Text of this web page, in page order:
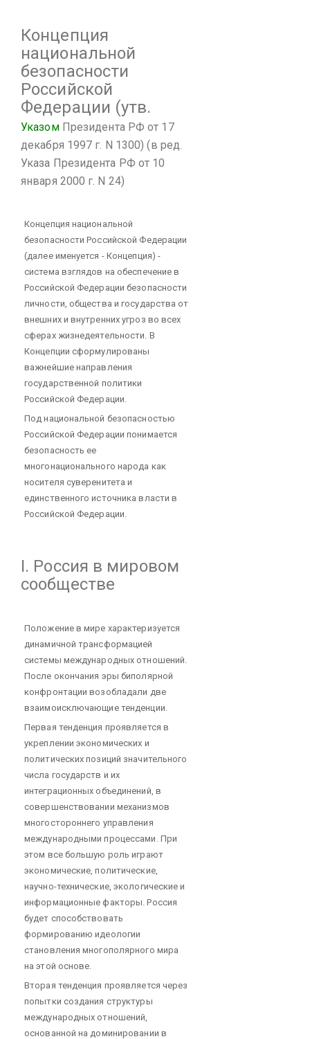
Концепция
национальной
безопасности
Российской
Федерации (утв.
УказомПрезидента РФ от 17
декабря 1997 г. N 1300) (в ред.
Указа Президента РФ от 10
января 2000 г. N 24)
Концепция национальной
безопасности Российской Федерации
(далее именуется - Концепция) -
система взглядов на обеспечение в
Российской Федерации безопасности
личности, общества и государства от
внешних и внутренних угроз во всех
сферах жизнедеятельности. В
Концепции сформулированы
важнейшие направления
государственной политики
Российской Федерации.
Под национальной безопасностью
Российской Федерации понимается
безопасность ее
многонационального народа как
носителя суверенитета и
единственного источника власти в
Российской Федерации.
I. Россия в мировом
сообществе
Положение в мире характеризуется
динамичной трансформацией
системы международных отношений.
После окончания эры биполярной
конфронтации возобладали две
взаимоисключающие тенденции.
Первая тенденция проявляется в
укреплении экономических и
политических позиций значительного
числа государств и их
интеграционных объединений, в
совершенствовании механизмов
многостороннего управления
международными процессами. При
этом все большую роль играют
экономические, политические,
научно-технические, экологические и
информационные факторы. Россия
будет способствовать
формированию идеологии
становления многополярного мира
на этой основе.
Вторая тенденция проявляется через
попытки создания структуры
международных отношений,
основанной на доминировании в